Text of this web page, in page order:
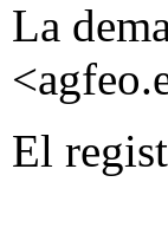
La
El